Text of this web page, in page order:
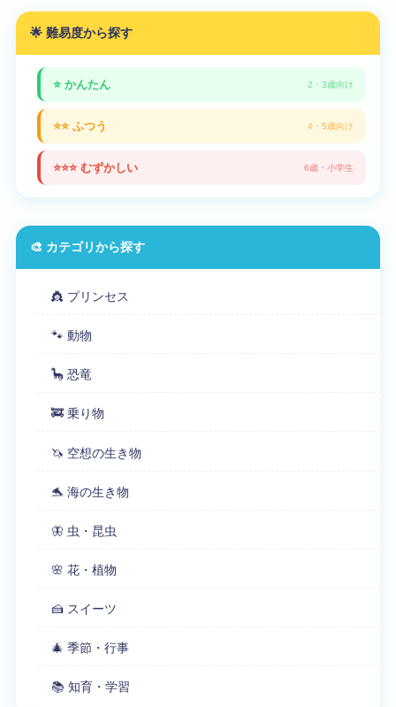
🌟 難易度から探す
⭐ かんたん 2・3歳向け
⭐⭐ ふつう 4・5歳向け
⭐⭐⭐ むずかしい 6歳・小学生
🎨 カテゴリから探す
👸 プリンセス
🐾 動物
🦕 恐竜
🚒 乗り物
🦄 空想の生き物
🐬 海の生き物
🦋 虫・昆虫
🌸 花・植物
🍰 スイーツ
🎄 季節・行事
📚 知育・学習